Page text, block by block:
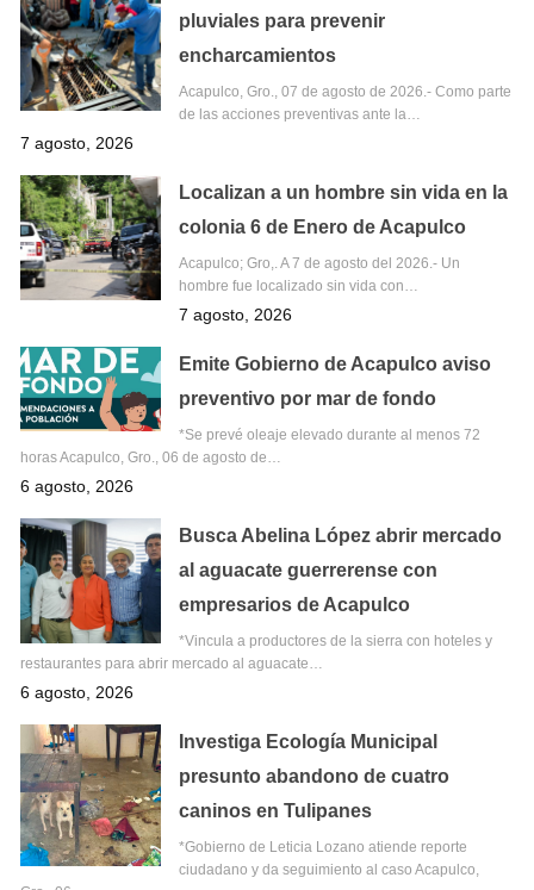
pluviales para prevenir
encharcamientos
Acapulco, Gro., 07 de agosto de 2026.- Como parte
de las acciones preventivas ante la…
7 agosto, 2026
Localizan a un hombre sin vida en la
colonia 6 de Enero de Acapulco
Acapulco; Gro,. A 7 de agosto del 2026.- Un
hombre fue localizado sin vida con…
7 agosto, 2026
Emite Gobierno de Acapulco aviso
preventivo por mar de fondo
*Se prevé oleaje elevado durante al menos 72
horas Acapulco, Gro., 06 de agosto de…
6 agosto, 2026
Busca Abelina López abrir mercado
al aguacate guerrerense con
empresarios de Acapulco
*Vincula a productores de la sierra con hoteles y
restaurantes para abrir mercado al aguacate…
6 agosto, 2026
Investiga Ecología Municipal
presunto abandono de cuatro
caninos en Tulipanes
*Gobierno de Leticia Lozano atiende reporte
ciudadano y da seguimiento al caso Acapulco,